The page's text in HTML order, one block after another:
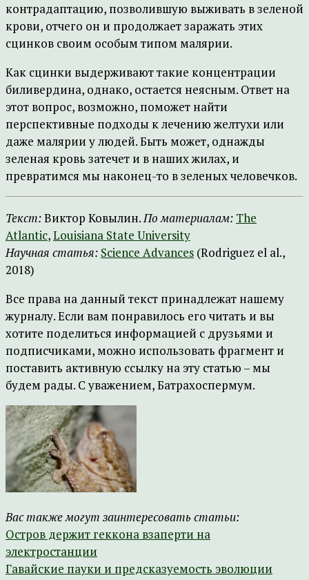
контрадаптацию, позволившую выживать в зеленой
крови, отчего он и продолжает заражать этих
сцинков своим особым типом малярии.
Как сцинки выдерживают такие концентрации
биливердина, однако, остается неясным. Ответ на
этот вопрос, возможно, поможет найти
перспективные подходы к лечению желтухи или
даже малярии у людей. Быть может, однажды
зеленая кровь затечет и в наших жилах, и
превратимся мы наконец-то в зеленых человечков.
Текст:Виктор Ковылин.По материалам: The
Atlantic,Louisiana State University
Научная статья: Science Advances (Rodriguez el al.,
2018)
Все права на данный текст принадлежат нашему
журналу. Если вам понравилось его читать и вы
хотите поделиться информацией с друзьями и
подписчиками, можно использовать фрагмент и
поставить активную ссылку на эту статью – мы
будем рады. С уважением, Батрахоспермум.
Вас также могут заинтересовать статьи:
Остров держит геккона взаперти на
электростанции
Гавайские пауки и предсказуемость эволюции